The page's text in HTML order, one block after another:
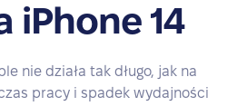
iPhone 14
nie działa tak długo, jak na
pracy i spadek wydajności